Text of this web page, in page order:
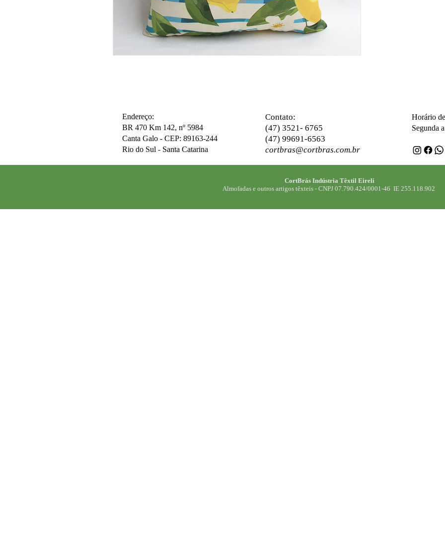
Endereço:
BR 470 Km 142, nº 5984
Canta Galo - CEP: 89163-244
Rio do Sul - Santa Catarina
Contato:
(47) 3521- 6765
(47) 99691-6563
cortbras@cortbras.com.br
Horário
Segunda
CortBrás Indústria Têxtil Eireli
Almofadas e outros artigos têxteis - CNPJ 07.790.424/0001-46 IE 255.118.902